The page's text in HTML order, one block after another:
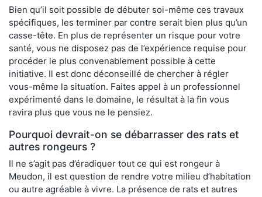
Bien qu’il soit possible de débuter soi-même ces travaux
spécifiques, les terminer par contre serait bien plus qu’un
casse-tête. En plus de représenter un risque pour votre
santé, vous ne disposez pas de l’expérience requise pour
procéder le plus convenablement possible à cette
initiative. Il est donc déconseillé de chercher à régler
vous-même la situation. Faites appel à un professionnel
expérimenté dans le domaine, le résultat à la fin vous
ravira plus que vous ne le pensiez.
Pourquoi devrait-on se débarrasser des rats et
autres rongeurs ?
Il ne s’agit pas d’éradiquer tout ce qui est rongeur à
Meudon, il est question de rendre votre milieu d’habitation
ou autre agréable à vivre. La présence de rats et autres